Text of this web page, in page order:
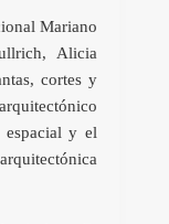
Mariano
Alicia
cortes y
espacial y el